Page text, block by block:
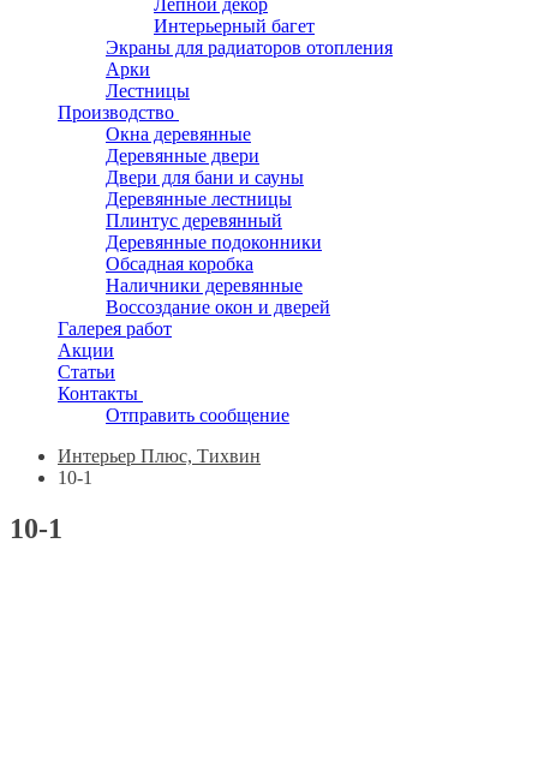
Лепной декор
Интерьерный багет
Экраны для радиаторов отопления
Арки
Лестницы
Производство
Окна деревянные
Деревянные двери
Двери для бани и сауны
Деревянные лестницы
Плинтус деревянный
Деревянные подоконники
Обсадная коробка
Наличники деревянные
Воссоздание окон и дверей
Галерея работ
Акции
Статьи
Контакты
Отправить сообщение
Интерьер Плюс, Тихвин
10-1
10-1